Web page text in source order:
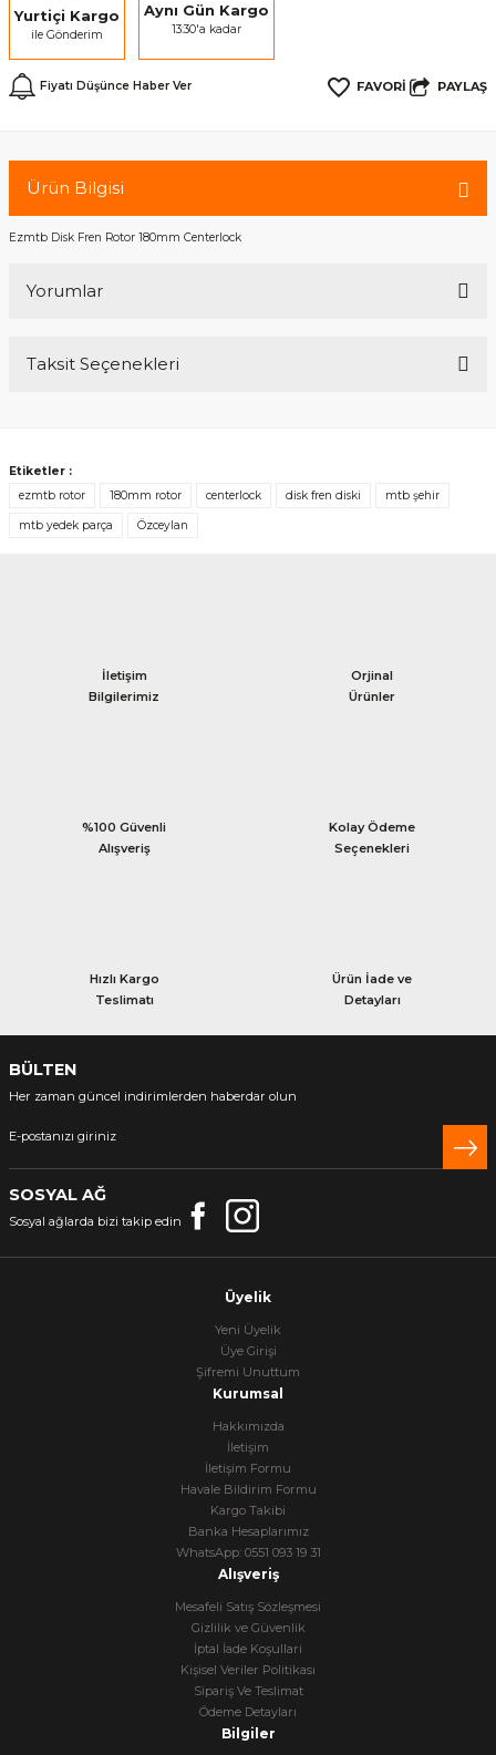
Yurtiçi Kargo
ile Gönderim
Aynı Gün Kargo
13:30'a kadar
Fiyatı Düşünce Haber Ver PAYLAŞ
Ürün Bilgisi
Ezmtb Disk Fren Rotor 180mm Centerlock
Yorumlar
Taksit Seçenekleri
Etiketler :
ezmtb rotor
180mm rotor centerlock disk fren diski mtb şehir
mtb yedek parça Özceylan
İletişim
Bilgilerimiz
Orjinal
Ürünler
%100 Güvenli
Alışveriş
Kolay Ödeme
Seçenekleri
Hızlı Kargo
Teslimatı
Ürün İade ve
Detayları
BÜLTEN
Her zaman güncel indirimlerden haberdar olun
SOSYAL AĞ
Sosyal ağlarda bizi takip edin
Üyelik
Yeni Üyelik
Üye Girişi
Şifremi Unuttum
Kurumsal
Hakkımızda
İletişim
İletişim Formu
Havale Bildirim Formu
Kargo Takibi
Banka Hesaplarımız
WhatsApp: 0551 093 19 31
Alışveriş
Mesafeli Satış Sözleşmesi
Gizlilik ve Güvenlik
İptal İade Koşullari
Kişisel Veriler Politikası
Sipariş Ve Teslimat
Ödeme Detayları
Bilgiler